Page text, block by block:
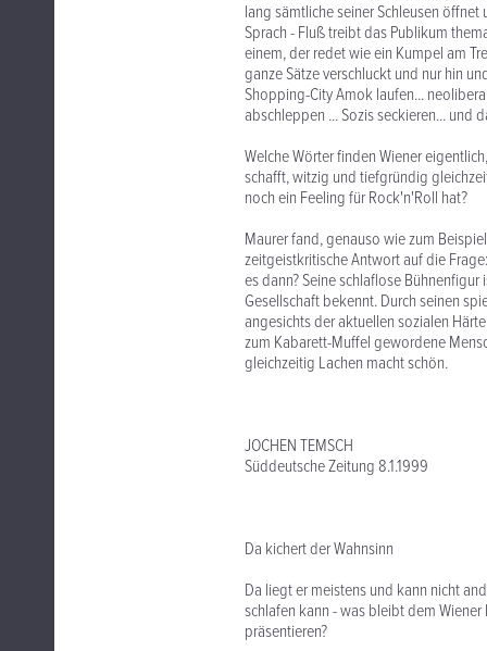
lang sämtliche seiner Schleusen
Sprach - Fluß treibt das Publikum
einem, der redet wie ein Kumpel am
ganze Sätze verschluckt und nur hin
Shopping-City Amok laufen...
abschleppen ... Sozis seckieren... und
Welche Wörter finden Wiener
schafft, witzig und tiefgründig
noch ein Feeling für Rock'n'Roll hat?
Maurer fand, genauso wie zum
zeitgeistkritische Antwort auf die
es dann? Seine schlaflose
Gesellschaft bekennt. Durch seinen
angesichts der aktuellen sozialen
zum Kabarett-Muffel gewordene
gleichzeitig Lachen macht schön.
JOCHEN TEMSCH
Süddeutsche Zeitung 8.1.1999
Da kichert der Wahnsinn
Da liegt er meistens und kann nicht
schlafen kann - was bleibt dem
präsentieren?